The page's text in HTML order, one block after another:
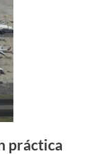
práctica